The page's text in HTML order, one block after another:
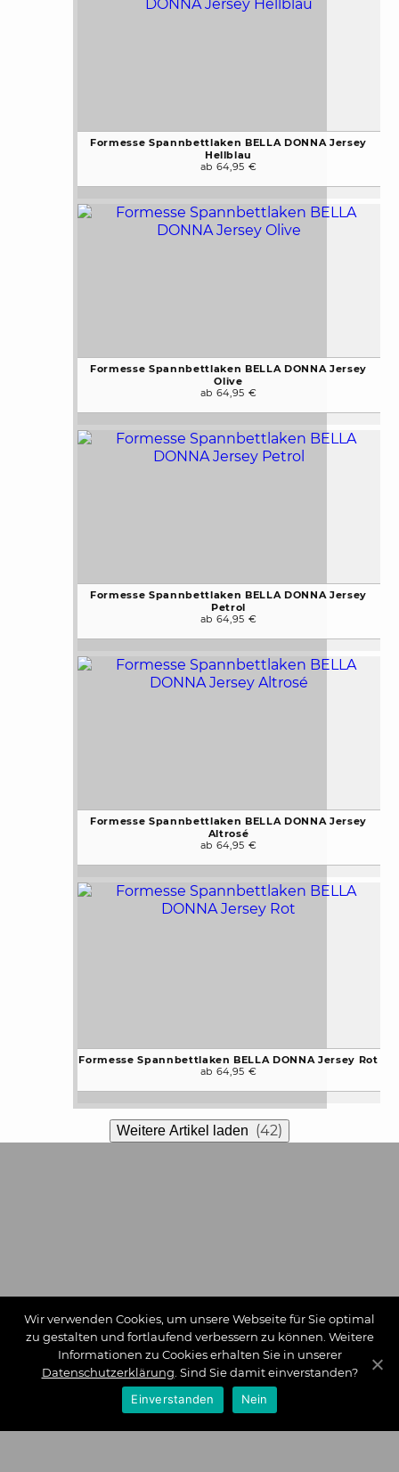
Formesse Spannbettlaken BELLA DONNA Jersey
Hellblau
ab 64,95 €
Formesse Spannbettlaken BELLA DONNA Jersey
Olive
ab 64,95 €
Formesse Spannbettlaken BELLA DONNA Jersey
Petrol
ab 64,95 €
Formesse Spannbettlaken BELLA DONNA Jersey
Altrosé
ab 64,95 €
Formesse Spannbettlaken BELLA DONNA Jersey Rot
ab 64,95 €
Weitere Artikel laden (42)
Wir verwenden Cookies, um unsere Webseite für Sie optimal
zu gestalten und fortlaufend verbessern zu können. Weitere
Informationen zu Cookies erhalten Sie in unserer
Datenschutzerklärung . Sind Sie damit einverstanden?
Einverstanden
Nein